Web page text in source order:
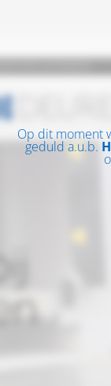
Op dit moment
geduld a.u.b.